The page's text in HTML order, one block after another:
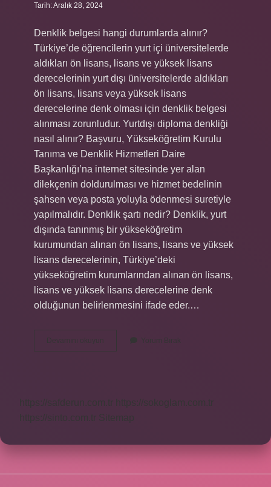
Tarih: Aralık 28, 2024
Denklik belgesi hangi durumlarda alınır?
Türkiye’de öğrencilerin yurt içi üniversitelerde
aldıkları ön lisans, lisans ve yüksek lisans
derecelerinin yurt dışı üniversitelerde aldıkları
ön lisans, lisans veya yüksek lisans
derecelerine denk olması için denklik belgesi
alınması zorunludur. Yurtdışı diploma denkliği
nasıl alınır? Başvuru, Yükseköğretim Kurulu
Tanıma ve Denklik Hizmetleri Daire
Başkanlığı’na internet sitesinde yer alan
dilekçenin doldurulması ve hizmet bedelinin
şahsen veya posta yoluyla ödenmesi suretiyle
yapılmalıdır. Denklik şartı nedir? Denklik, yurt
dışında tanınmış bir yükseköğretim
kurumundan alınan ön lisans, lisans ve yüksek
lisans derecelerinin, Türkiye’deki
yükseköğretim kurumlarından alınan ön lisans,
lisans ve yüksek lisans derecelerine denk
olduğunun belirlenmesini ifade eder.…
Devamını okuyun
Belgesi
Yorum Bırak
https://safderun.com.tr
https://sokoglam.com.tr
https://sinto.com.tr
Sitemap